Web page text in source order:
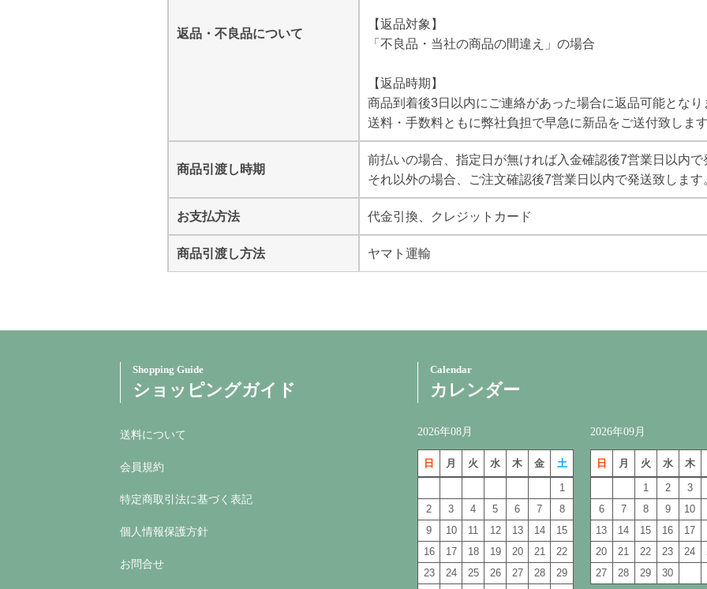
返品・不良品について
【返品対象】
「不良品・当社の商品の間違え」の場合
【返品時期】
商品到着後3日以内にご連絡があった場合に返品可能となり
送料・手数料ともに弊社負担で早急に新品をご送付致します
商品引渡し時期
前払いの場合、指定日が無ければ入金確認後7営業日以内で
それ以外の場合、ご注文確認後7営業日以内で発送致します
お支払方法 代金引換、クレジットカード
商品引渡し方法 ヤマト運輸
Shopping Guide
ショッピングガイド
送料について
会員規約
特定商取引法に基づく表記
個人情報保護方針
お問合せ
Calendar
カレンダー
2026年08月
日 月 火 水 木 金 土
1
2
3 4 5 6 7
8
9
10 11 12 13 14
15
16
17 18 19 20 21
22
23
24 25 26 27 28
29
2026年09月
日 月 火 水 木
1 2 3
6
7 8 9 10
13
14 15 16 17
20
21 22 23 24
27
28 29 30